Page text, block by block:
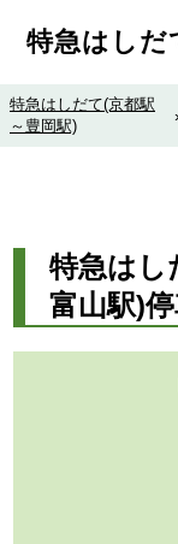
特急はしだ
特急はしだて(京都駅
～豊岡駅)
›
特急はし
富山駅)